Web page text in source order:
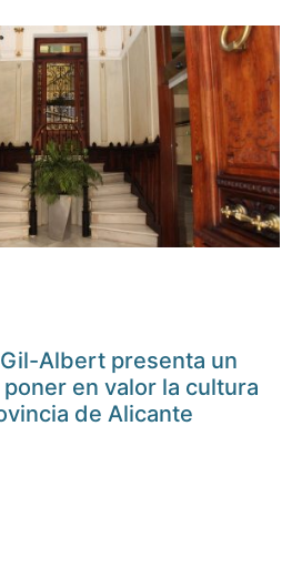
Albert presenta un
en valor la cultura
de Alicante